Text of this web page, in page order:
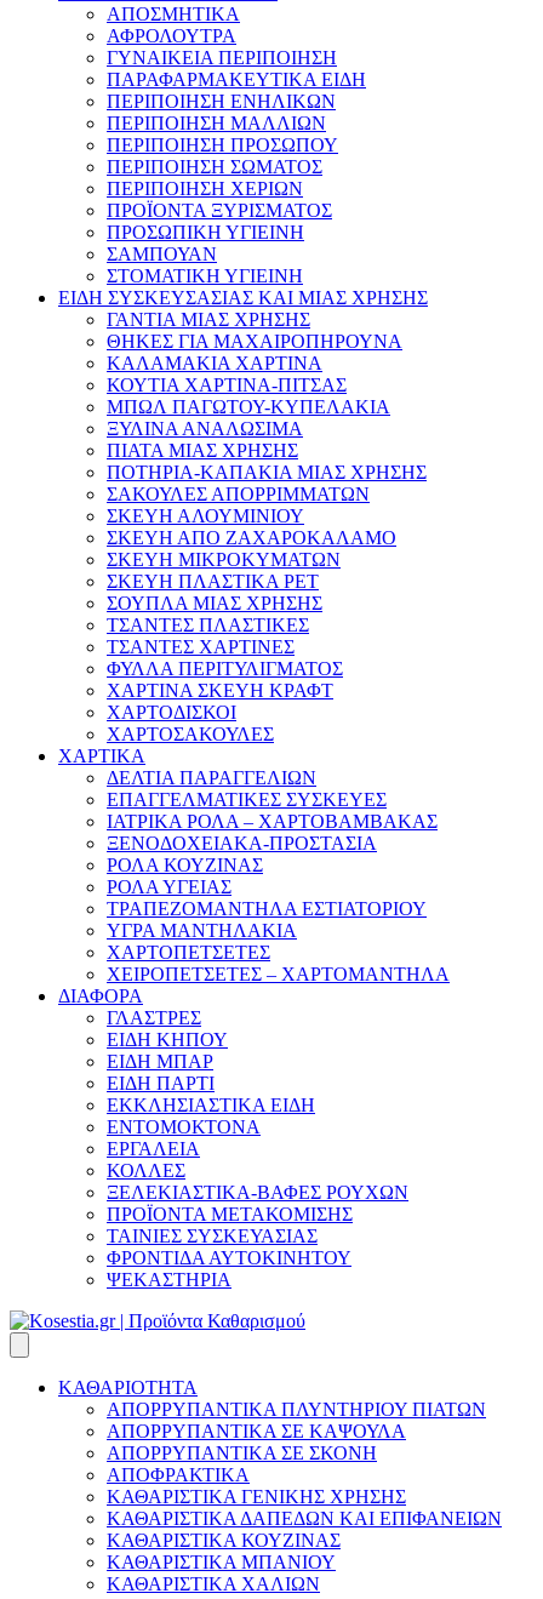
ΑΠΟΣΜΗΤΙΚΑ
ΑΦΡΟΛΟΥΤΡΑ
ΓΥΝΑΙΚΕΙΑ ΠΕΡΙΠΟΙΗΣΗ
ΠΑΡΑΦΑΡΜΑΚΕΥΤΙΚΑ ΕΙΔΗ
ΠΕΡΙΠΟΙΗΣΗ ΕΝΗΛΙΚΩΝ
ΠΕΡΙΠΟΙΗΣΗ ΜΑΛΛΙΩΝ
ΠΕΡΙΠΟΙΗΣΗ ΠΡΟΣΩΠΟΥ
ΠΕΡΙΠΟΙΗΣΗ ΣΩΜΑΤΟΣ
ΠΕΡΙΠΟΙΗΣΗ ΧΕΡΙΩΝ
ΠΡΟΪΟΝΤΑ ΞΥΡΙΣΜΑΤΟΣ
ΠΡΟΣΩΠΙΚΗ ΥΓΙΕΙΝΗ
ΣΑΜΠΟΥΑΝ
ΣΤΟΜΑΤΙΚΗ ΥΓΙΕΙΝΗ
ΕΙΔΗ ΣΥΣΚΕΥΣΑΣΙΑΣ ΚΑΙ ΜΙΑΣ ΧΡΗΣΗΣ
ΓΑΝΤΙΑ ΜΙΑΣ ΧΡΗΣΗΣ
ΘΗΚΕΣ ΓΙΑ ΜΑΧΑΙΡΟΠΗΡΟΥΝΑ
ΚΑΛΑΜΑΚΙΑ ΧΑΡΤΙΝΑ
ΚΟΥΤΙΑ ΧΑΡΤΙΝΑ-ΠΙΤΣΑΣ
ΜΠΩΛ ΠΑΓΩΤΟΥ-ΚΥΠΕΛΑΚΙΑ
ΞΥΛΙΝΑ ΑΝΑΛΩΣΙΜΑ
ΠΙΑΤΑ ΜΙΑΣ ΧΡΗΣΗΣ
ΠΟΤΗΡΙΑ-ΚΑΠΑΚΙΑ ΜΙΑΣ ΧΡΗΣΗΣ
ΣΑΚΟΥΛΕΣ ΑΠΟΡΡΙΜΜΑΤΩΝ
ΣΚΕΥΗ ΑΛΟΥΜΙΝΙΟΥ
ΣΚΕΥΗ ΑΠΟ ΖΑΧΑΡΟΚΑΛΑΜΟ
ΣΚΕΥΗ ΜΙΚΡΟΚΥΜΑΤΩΝ
ΣΚΕΥΗ ΠΛΑΣΤΙΚΑ PET
ΣΟΥΠΛΑ ΜΙΑΣ ΧΡΗΣΗΣ
ΤΣΑΝΤΕΣ ΠΛΑΣΤΙΚΕΣ
ΤΣΑΝΤΕΣ ΧΑΡΤΙΝΕΣ
ΦΥΛΛΑ ΠΕΡΙΤΥΛΙΓΜΑΤΟΣ
ΧΑΡΤΙΝΑ ΣΚΕΥΗ ΚΡΑΦΤ
ΧΑΡΤΟΔΙΣΚΟΙ
ΧΑΡΤΟΣΑΚΟΥΛΕΣ
ΧΑΡΤΙΚΑ
ΔΕΛΤΙΑ ΠΑΡΑΓΓΕΛΙΩΝ
ΕΠΑΓΓΕΛΜΑΤΙΚΕΣ ΣΥΣΚΕΥΕΣ
ΙΑΤΡΙΚΑ ΡΟΛΑ – ΧΑΡΤΟΒΑΜΒΑΚΑΣ
ΞΕΝΟΔΟΧΕΙΑΚΑ-ΠΡΟΣΤΑΣΙΑ
ΡΟΛΑ ΚΟΥΖΙΝΑΣ
ΡΟΛΑ ΥΓΕΙΑΣ
ΤΡΑΠΕΖΟΜΑΝΤΗΛΑ ΕΣΤΙΑΤΟΡΙΟΥ
ΥΓΡΑ ΜΑΝΤΗΛΑΚΙΑ
ΧΑΡΤΟΠΕΤΣΕΤΕΣ
ΧΕΙΡΟΠΕΤΣΕΤΕΣ – ΧΑΡΤΟΜΑΝΤΗΛΑ
ΔΙΑΦΟΡΑ
ΓΛΑΣΤΡΕΣ
ΕΙΔΗ ΚΗΠΟΥ
ΕΙΔΗ ΜΠΑΡ
ΕΙΔΗ ΠΑΡΤΙ
ΕΚΚΛΗΣΙΑΣΤΙΚΑ ΕΙΔΗ
ΕΝΤΟΜΟΚΤΟΝΑ
ΕΡΓΑΛΕΙΑ
ΚΟΛΛΕΣ
ΞΕΛΕΚΙΑΣΤΙΚΑ-ΒΑΦΕΣ ΡΟΥΧΩΝ
ΠΡΟΪΟΝΤΑ ΜΕΤΑΚΟΜΙΣΗΣ
ΤΑΙΝΙΕΣ ΣΥΣΚΕΥΑΣΙΑΣ
ΦΡΟΝΤΙΔΑ ΑΥΤΟΚΙΝΗΤΟΥ
ΨΕΚΑΣΤΗΡΙΑ
ΚΑΘΑΡΙΟΤΗΤΑ
ΑΠΟΡΡΥΠΑΝΤΙΚΑ ΠΛΥΝΤΗΡΙΟΥ ΠΙΑΤΩΝ
ΑΠΟΡΡΥΠΑΝΤΙΚΑ ΣΕ ΚΑΨΟΥΛΑ
ΑΠΟΡΡΥΠΑΝΤΙΚΑ ΣΕ ΣΚΟΝΗ
ΑΠΟΦΡΑΚΤΙΚΑ
ΚΑΘΑΡΙΣΤΙΚΑ ΓΕΝΙΚΗΣ ΧΡΗΣΗΣ
ΚΑΘΑΡΙΣΤΙΚΑ ΔΑΠΕΔΩΝ ΚΑΙ ΕΠΙΦΑΝΕΙΩΝ
ΚΑΘΑΡΙΣΤΙΚΑ ΚΟΥΖΙΝΑΣ
ΚΑΘΑΡΙΣΤΙΚΑ ΜΠΑΝΙΟΥ
ΚΑΘΑΡΙΣΤΙΚΑ ΧΑΛΙΩΝ